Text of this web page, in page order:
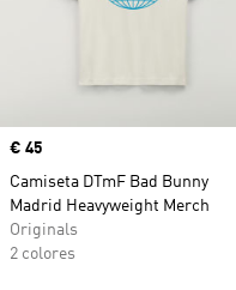
Precio
€ 45
Camiseta DTmF Bad Bunny
Madrid Heavyweight Merch
Originals
2 colores